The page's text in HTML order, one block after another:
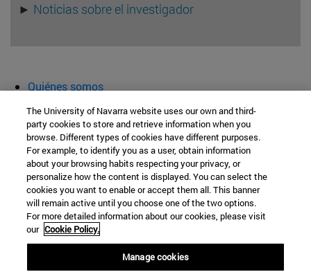
► Noticias sobre el investigador
Quiénes somos
Aula abierta
Cátedra de Patrimonio y Arte Navarro
Facultad de Filosofía y Letras
Campus Universitario s/n
Navarra
España
The University of Navarra website uses our own and third-
party cookies to store and retrieve information when you
browse. Different types of cookies have different purposes.
For example, to identify you as a user, obtain information
about your browsing habits respecting your privacy, or
personalize how the content is displayed. You can select the
cookies you want to enable or accept them all. This banner
will remain active until you choose one of the two options.
For more detailed information about our cookies, please visit
our Cookie Policy.
Manage cookies